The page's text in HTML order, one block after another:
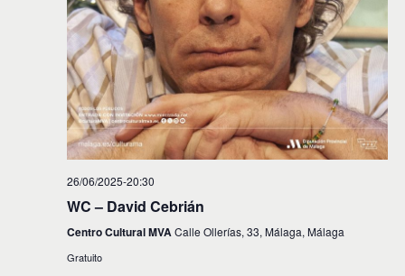
26/06/2025-20:30
WC – David Cebrián
Centro Cultural MVACalle Ollerías, 33, Málaga, Málaga
Gratuito